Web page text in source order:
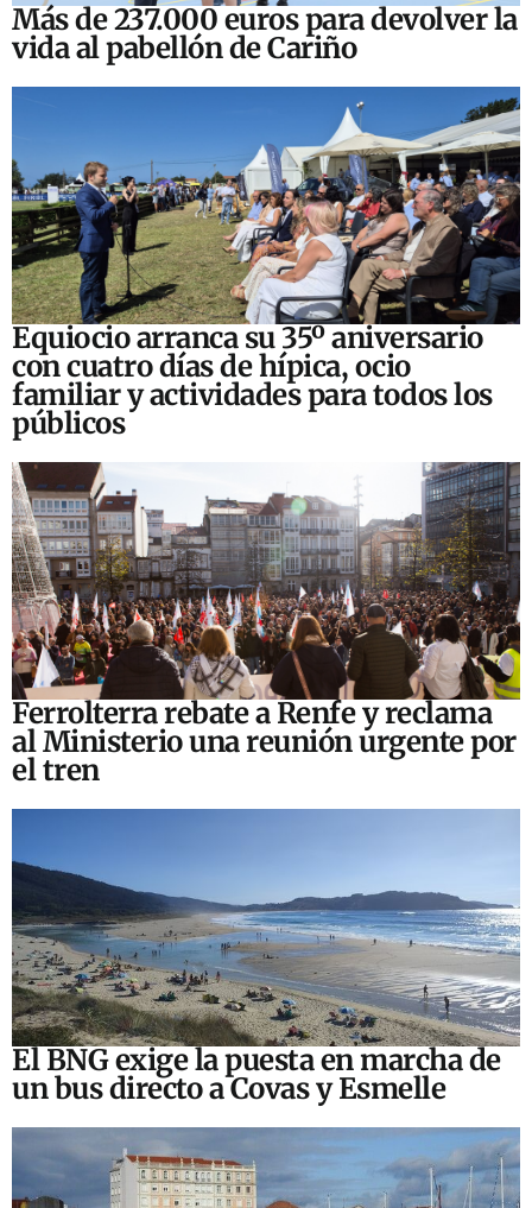
Más de 237.000 euros para devolver la
vida al pabellón de Cariño
Equiocio arranca su 35º aniversario
con cuatro días de hípica, ocio
familiar y actividades para todos los
públicos
Ferrolterra rebate a Renfe y reclama
al Ministerio una reunión urgente por
el tren
El BNG exige la puesta en marcha de
un bus directo a Covas y Esmelle